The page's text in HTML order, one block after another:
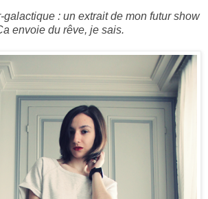
: un extrait de mon futur show
envoie du rêve, je sais.